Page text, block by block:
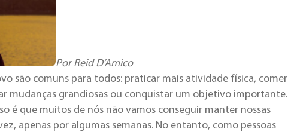
Por Reid D’Amico
são comuns para todos: praticar mais atividade física, comer
mudanças grandiosas ou conquistar um objetivo importante.
é que muitos de nós não vamos conseguir manter nossas
apenas por algumas semanas. No entanto, como pessoas